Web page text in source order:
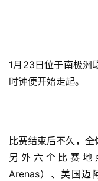
1月23日位于南极洲
时钟便开始走起。
比赛结束后不久，
另外六个比赛地
Arenas）、美国迈